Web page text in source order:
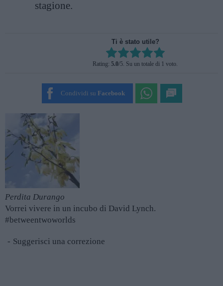
stagione.
Ti è stato utile?
Rate this item:
SUBMIT RATING
Rating: 5.0/5. Su un totale di 1 voto.
Condividi su Facebook
Perdita Durango
Vorrei vivere in un incubo di David Lynch.
#betweentwoworlds
Suggerisci una correzione